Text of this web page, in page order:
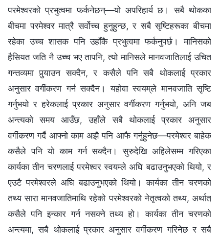
परमेश्‍वरको प्रभुत्वमा फर्कनेछन्—यो अपरिहार्य छ। सबै थोकका
बीचमा परमेश्‍वर मात्रै सर्वोच्‍च हुनुहुन्छ, र सबै सृष्टिहरूका बीचमा
रहेका उच्‍च शासक पनि उहाँकै प्रभुत्वमा फर्कनुपर्छ। मानिसको
हैसियत जति नै उच्‍च भए तापनि, त्यो मानिसले मानवजातिलाई उचित
गन्तव्यमा पुर्‍याउन सक्दैन, र कसैले पनि सबै थोकलाई प्रकार
अनुसार वर्गीकरण गर्न सक्दैन। यहोवा स्वयम्‌ले मानवजाति सृष्टि
गर्नुभयो र हरेकलाई प्रकार अनुसार वर्गीकरण गर्नुभयो, अनि जब
अन्त्यको समय आउँछ, उहाँले सबै थोकलाई प्रकार अनुसार
वर्गीकरण गर्दै आफ्‍नो काम अझै पनि आफै गर्नुहुनेछ—परमेश्‍वर बाहेक
कसैले पनि यो काम गर्न सक्दैन। सुरुदेखि अहिलेसम्‍म गरिएका
कार्यका तीन चरणलाई परमेश्‍वर स्वयम्ले अघि बढाउनुभएको थियो, र
एउटै परमेश्‍वरले अघि बढाउनुभएको थियो। कार्यका तीन चरणको
तथ्य सारा मानवजातिमाथि रहेको परमेश्‍वरको नेतृत्वको तथ्य, अर्थात्
कसैले पनि इन्कार गर्न नसक्‍ने तथ्य हो। कार्यका तीन चरणको
अन्त्यमा, सबै थोकलाई प्रकार अनुसार वर्गीकरण गरिनेछ र सबै